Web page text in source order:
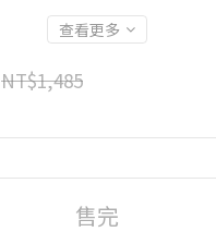
查看更多
NT$1,485
售完